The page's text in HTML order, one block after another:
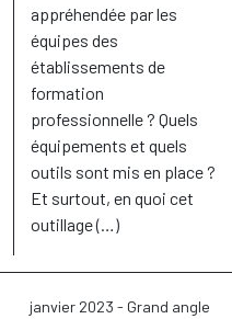
appréhendée par les
équipes des
établissements de
formation
professionnelle ? Quels
équipements et quels
outils sont mis en place ?
Et surtout, en quoi cet
outillage (…)
janvier 2023 - Grand angle